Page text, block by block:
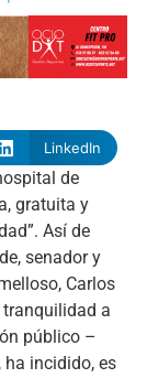
LinkedIn
de
gratuita y
Así de
senador y
Carlos
a
público –
ha incidido, es